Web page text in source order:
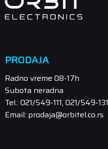
PRODAJA
Radno vreme 08-17h
Subota neradna
Tel.: 021/549-111, 021/549-131
Email: prodaja@orbitel.co.rs